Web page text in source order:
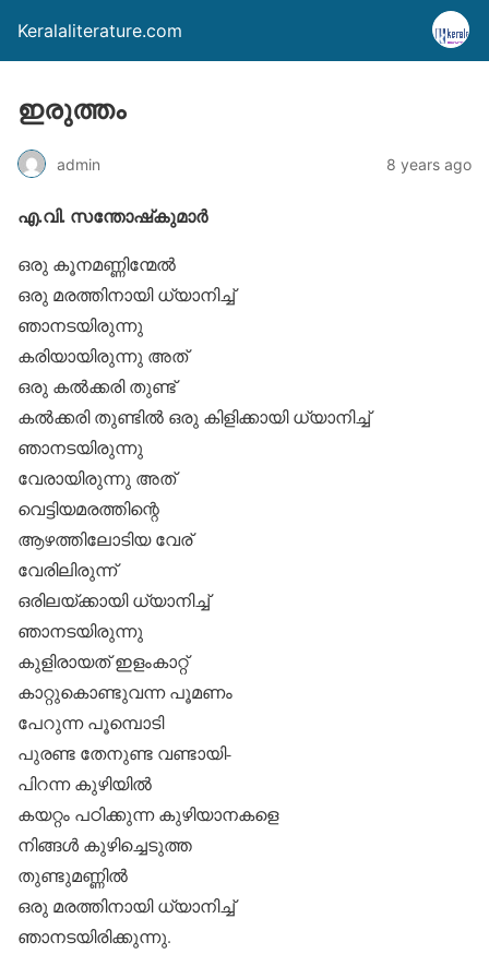
Keralaliterature.com
ഇരുത്തം
admin 8 years ago
എ.വി. സന്തോഷ്‌കുമാര്‍
ഒരു കൂനമണ്ണിന്മേല്‍
ഒരു മരത്തിനായി ധ്യാനിച്ച്
ഞാനടയിരുന്നു
കരിയായിരുന്നു അത്
ഒരു കല്‍ക്കരി തുണ്ട്
കല്‍ക്കരി തുണ്ടില്‍ ഒരു കിളിക്കായി ധ്യാനിച്ച്
ഞാനടയിരുന്നു
വേരായിരുന്നു അത്
വെട്ടിയമരത്തിന്റെ
ആഴത്തിലോടിയ വേര്
വേരിലിരുന്ന്
ഒരിലയ്ക്കായി ധ്യാനിച്ച്
ഞാനടയിരുന്നു
കുളിരായത് ഇളംകാറ്റ്
കാറ്റുകൊണ്ടുവന്ന പൂമണം
പേറുന്ന പൂമ്പൊടി
പുരണ്ട തേനുണ്ട വണ്ടായി-
പിറന്ന കുഴിയില്‍
കയറ്റം പഠിക്കുന്ന കുഴിയാനകളെ
നിങ്ങള്‍ കുഴിച്ചെടുത്ത
തുണ്ടുമണ്ണില്‍
ഒരു മരത്തിനായി ധ്യാനിച്ച്
ഞാനടയിരിക്കുന്നു.